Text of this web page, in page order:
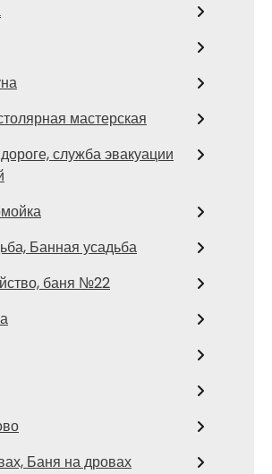
мастерская
служба эвакуации
Банная усадьба
баня №22
Баня на дровах